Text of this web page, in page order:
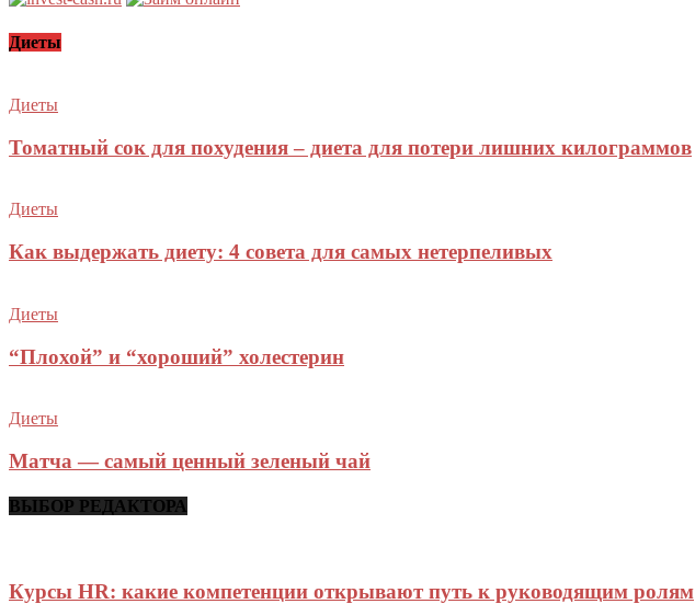
Диеты
Диеты
Томатный сок для похудения – диета для потери лишних килограммов
Диеты
Как выдержать диету: 4 совета для самых нетерпеливых
Диеты
“Плохой” и “хороший” холестерин
Диеты
Матча — самый ценный зеленый чай
ВЫБОР РЕДАКТОРА
Курсы HR: какие компетенции открывают путь к руководящим ролям